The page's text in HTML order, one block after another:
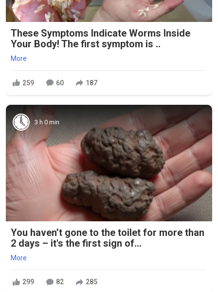
These Symptoms Indicate Worms Inside
Your Body! The first symptom is ..
More
259 60 187
3 h 0 min
You haven’t gone to the toilet for more than
2 days – it's the first sign of...
More
299 82 285